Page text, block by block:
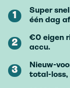
1
Super
één dag
2
€0 eigen
accu.
3
Nieuw-
total-loss,